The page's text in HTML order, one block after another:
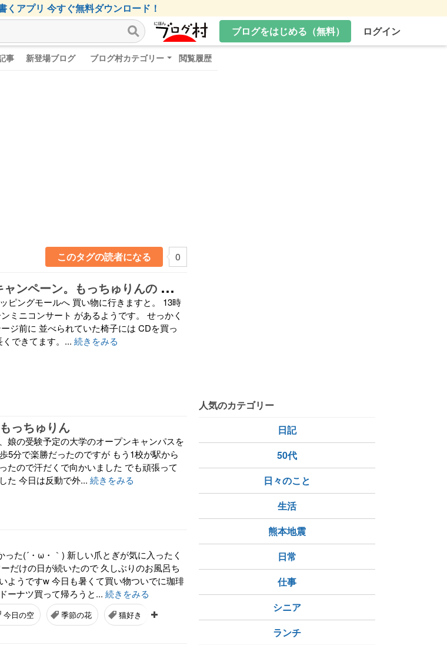
くアプリ 今すぐ無料ダウンロード！
ブログをはじめる（無料）
ログイン
事 新登場ブログ ブログ村カテゴリー 閲覧履歴
このタグの読者になる 0
8
月4日 市川由紀乃さん新曲キャンペーン。もっちゅりんの みたらし味。
ピングモールへ 買い物に行きますと。 13時
ミニコンサート があるようです。 せっかく
ジ前に 並べられていた椅子には CDを買っ
できてます。... 続きをみる
っちゅりん
娘の受験予定の大学のオープンキャンパスを
5分で楽勝だったのですが もう1校が駅から
たので汗だくで向かいました でも頑張って
た 今日は反動で外... 続きをみる
た(´・ω・｀) 新しい爪とぎが気に入ったく
だけの日が続いたので 久しぶりのお風呂ち
ようですw 今日も暑くて買い物ついでに珈琲
ーナツ買って帰ろうと... 続きをみる
今日の空 季節の花 猫好き 猫好きさんと繋がりたい
人気のカテゴリー
日記
50代
日々のこと
生活
熊本地震
日常
仕事
シニア
ランチ